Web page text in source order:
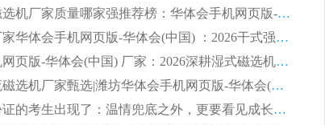
2026知名平板磁选机厂家质量哪家强推荐榜：华体会手机网页版-华体会(中国) 厂家上榜
临朐源头生产厂家华体会手机网页版-华体会(中国) ：2026干式强磁磁选机品质排行榜
潍坊华体会手机网页版-华体会(中国) 厂家：2026深耕湿式磁选机领域，品质服务获全国客户认可
2026钢渣全逆流磁选机厂家甄选|潍坊华体会手机网页版-华体会(中国) 多品类选矿设备实用参考
第一批弄丢身份证的考生出现了：温情兜底之外，更要看见成长与规则的双重考题